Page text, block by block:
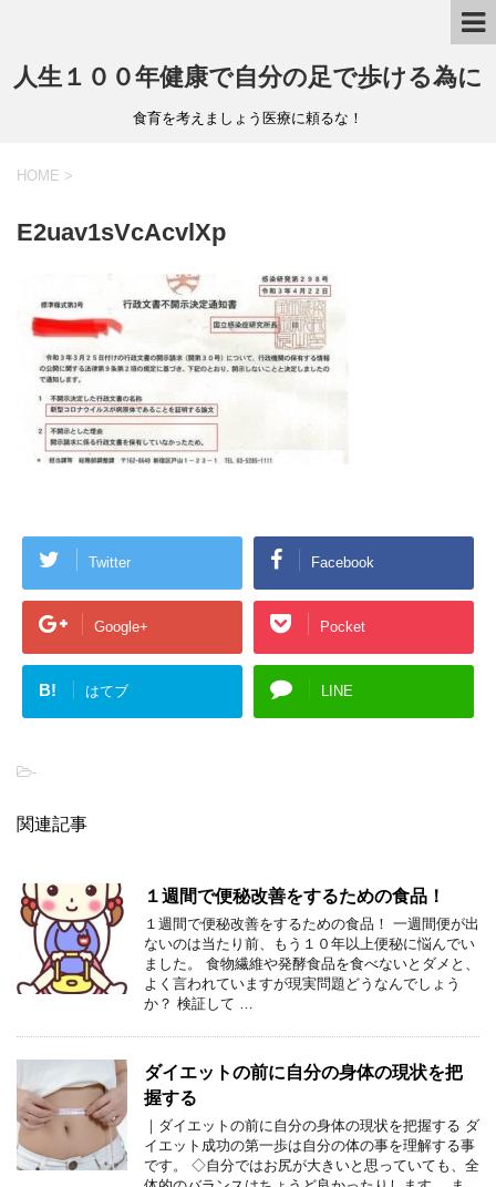
人生１００年健康で自分の足で歩ける為に
食育を考えましょう医療に頼るな！
HOME >
E2uav1sVcAcvlXp
Twitter Facebook
Google+ Pocket
B! はてブ LINE
-
関連記事
１週間で便秘改善をするための食品！
１週間で便秘改善をするための食品！ 一週間便が出
ないのは当たり前、もう１０年以上便秘に悩んでい
ました。 食物繊維や発酵食品を食べないとダメと、
よく言われていますが現実問題どうなんでしょう
か？ 検証して …
ダイエットの前に自分の身体の現状を把
握する
｜ダイエットの前に自分の身体の現状を把握する ダ
イエット成功の第一歩は自分の体の事を理解する事
です。 ◇自分ではお尻が大きいと思っていても、全